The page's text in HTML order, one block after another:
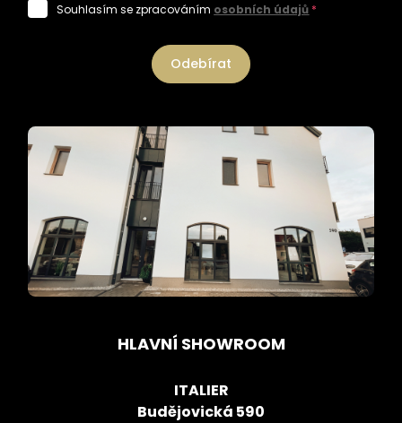
Souhlasím se zpracováním osobních údajů *
Odebírat
HLAVNÍ SHOWROOM
ITALIER
Budějovická 590